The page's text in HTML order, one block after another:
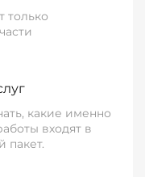
только
какие именно
входят в
пакет.